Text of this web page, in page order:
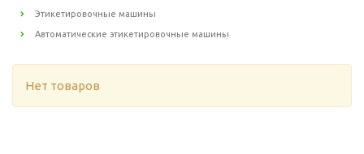
Этикетировочные машины
Автоматические этикетировочные машины
Нет товаров